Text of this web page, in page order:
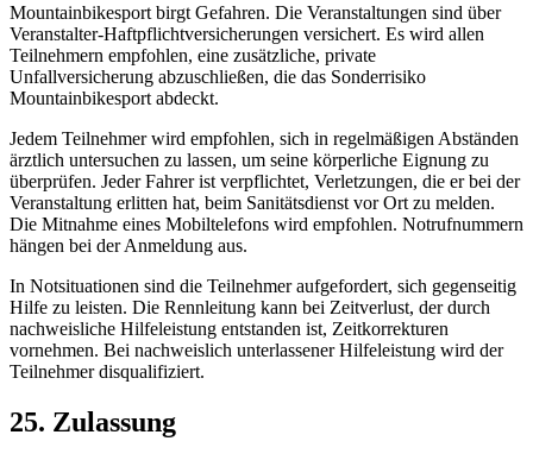
Mountainbikesport birgt Gefahren. Die Veranstaltungen sind über
Veranstalter-Haftpflichtversicherungen versichert. Es wird allen
Teilnehmern empfohlen, eine zusätzliche, private
Unfallversicherung abzuschließen, die das Sonderrisiko
Mountainbikesport abdeckt.
Jedem Teilnehmer wird empfohlen, sich in regelmäßigen Abständen
ärztlich untersuchen zu lassen, um seine körperliche Eignung zu
überprüfen. Jeder Fahrer ist verpflichtet, Verletzungen, die er bei der
Veranstaltung erlitten hat, beim Sanitätsdienst vor Ort zu melden.
Die Mitnahme eines Mobiltelefons wird empfohlen. Notrufnummern
hängen bei der Anmeldung aus.
In Notsituationen sind die Teilnehmer aufgefordert, sich gegenseitig
Hilfe zu leisten. Die Rennleitung kann bei Zeitverlust, der durch
nachweisliche Hilfeleistung entstanden ist, Zeitkorrekturen
vornehmen. Bei nachweislich unterlassener Hilfeleistung wird der
Teilnehmer disqualifiziert.
25. Zulassung